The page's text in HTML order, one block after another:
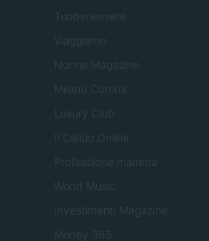
Tuobenessere
Viaggiamo
Nonne Magazine
Milano Cortina
Luxury Club
Il Calcio Online
Professione mamma
World Music
Investimenti Magazine
Money 365